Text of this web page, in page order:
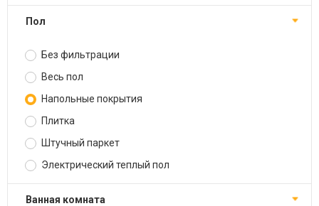
Пол
Без фильтрации
Весь пол
Напольные покрытия
Плитка
Штучный паркет
Электрический теплый пол
Ванная комната